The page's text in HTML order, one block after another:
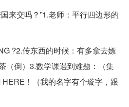
来交吗？”1.老师：平行四边形的
?2.传东西的时候：有多拿去嫖
（倒）3.数学课遇到难题：（集
！（我的名字有个璇字，跟